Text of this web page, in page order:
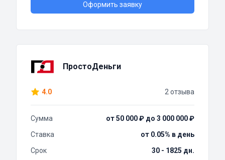
Оформить заявку
ПростоДеньги
4.0 2 отзыва
Сумма
от 50 000 ₽ до 3 000 000 ₽
Ставка
от 0.05% в день
Срок
30 - 1825 дн.